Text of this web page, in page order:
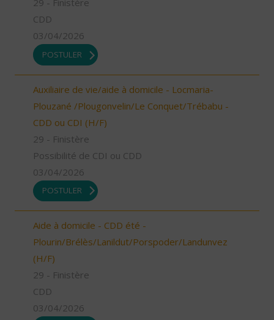
29 - Finistère
CDD
03/04/2026
POSTULER
Auxiliaire de vie/aide à domicile - Locmaria-
Plouzané /Plougonvelin/Le Conquet/Trébabu -
CDD ou CDI (H/F)
29 - Finistère
Possibilité de CDI ou CDD
03/04/2026
POSTULER
Aide à domicile - CDD été -
Plourin/Brélès/Lanildut/Porspoder/Landunvez
(H/F)
29 - Finistère
CDD
03/04/2026